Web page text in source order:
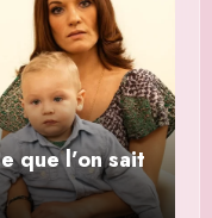
que l’on sait